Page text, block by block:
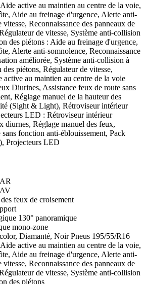
active au maintien au centre de la voie,
Aide au freinage d'urgence, Alerte anti-
Reconnaissance des panneaux de
de vitesse, Système anti-collision
des piétons : Aide au freinage d'urgence,
Alerte anti-somnolence, Reconnaissance
améliorée, Système anti-collision à
des piétons, Régulateur de vitesse,
au maintien au centre de la voie
Diurines, Assistance feux de route sans
Réglage manuel de la hauteur des
(Sight & Light), Rétroviseur intérieur
LED : Rétroviseur intérieur
diurnes, Réglage manuel des feux,
fonction anti-éblouissement, Pack
Projecteurs LED
feux de croisement
130° panoramique
mono-zone
Diamanté, Noir Pneus 195/55/R16
active au maintien au centre de la voie,
Aide au freinage d'urgence, Alerte anti-
Reconnaissance des panneaux de
de vitesse, Système anti-collision
des piétons